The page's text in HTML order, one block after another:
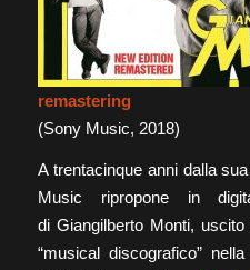
remastering
(Sony Music, 2018)
A trentacinque anni dalla
Music ripropone in
di Giangilberto Monti,
“musical discografico”